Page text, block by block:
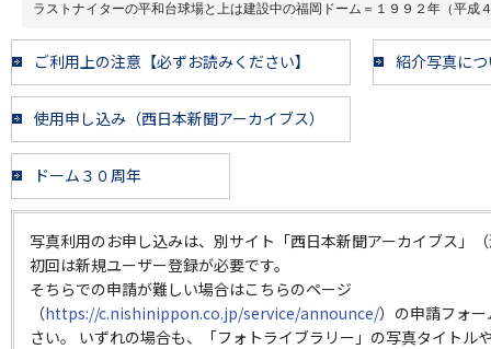
ラストナイターの平和台球場と上は建設中の福岡ドーム＝１９９２年（平成
ご利用上の注意【必ずお読みください】 紹介写真に
使用申し込み（西日本新聞アーカイブス）
ドーム３０周年
写真利用のお申し込みは、別サイト「西日本新聞アーカイブス」
初回は新規ユーザー登録が必要です。
そちらでの申請が難しい場合はこちらのページ
（https://c.nishinippon.co.jp/service/announce/）の申請フォ
さい。 いずれの場合も、「フォトライブラリー」の写真タイトル